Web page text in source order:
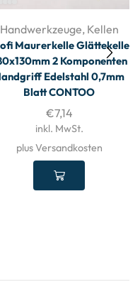
Handwerkzeuge, Kellen
Maurerkelle Glättekelle
2 Komponenten
Edelstahl 0,7mm
Blatt CONTOO
€7,14
inkl. MwSt.
plus Versandkosten